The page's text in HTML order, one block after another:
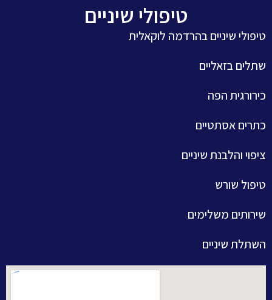
טיפולי שיניים
טיפולי שיניים בהרדמה לוקאלית
שתלים בזאליים
כירורגית הפה
כתרים אסתטיים
ציפוי והלבנת שיניים
טיפול שורש
שירותים משלימים
השתלת שיניים